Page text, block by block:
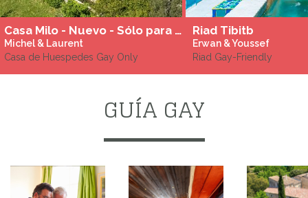
Casa Milo - Nuevo - Sólo para hombres gay
Michel & Laurent
Casa de Huespedes Gay Only
Riad Tibitb
Erwan & Youssef
Riad Gay-Friendly
GUÍA GAY